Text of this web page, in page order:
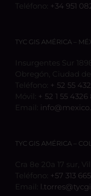
Teléfono: +34 951
TYC GIS AMÉRICA –
Insurgentes Sur
Obregón, Ciudad
Teléfono: + 52 55
Móvil: + 52 1 55
Email:
TYC GIS AMÉRICA –
Cra 8e 20a 17 sur,
Teléfono: +57 313
Email: